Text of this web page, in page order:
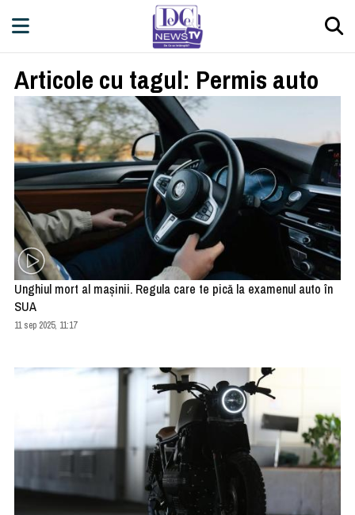
Articole cu tagul: Permis auto
Unghiul mort al maşinii. Regula care te pică la examenul auto în
SUA
11 sep 2025, 11:17